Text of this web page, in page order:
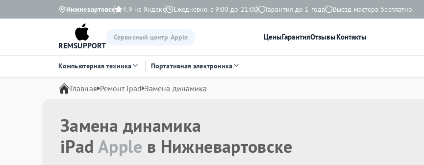
Нижневартовск 4.9 на Яндекс Ежедневно с 9:00 до 21:00 Гарантия до 1 года Выезд мастера бесплатно
REMSUPPORT
Сервисный центр Apple ЦеныГарантияОтзывыКонтакты
Компьютерная техника Портативная электроника
Главная Ремонт ipad Замена динамика
Замена динамика
iPad Apple в Нижневартовске